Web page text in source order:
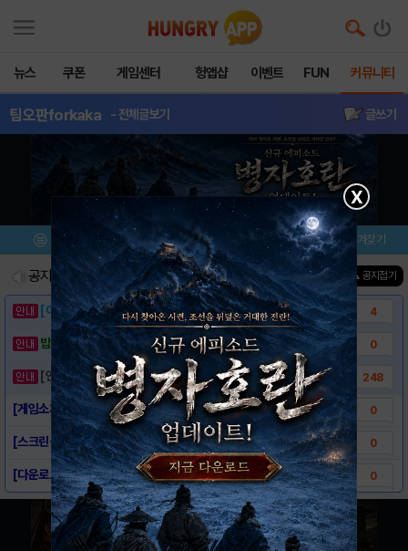
뉴스 쿠폰 게임센터 헝앱샵 이벤트 FUN 커뮤니티
팀오판forkaka - 전체글보기 글쓰기
메뉴 이벤트/미션 설치/평가 즐겨찾기
공지사항 진행중인 이벤트0건 ▲ 공지접기
[이벤트] 웃음으로 매일매일 해피! 유머 게시.. 4
밥알이의 헝앱통신 ⑲ “밥알이, 드디어 멀티를.. 0
[안내] 헝그리앱 필수 상식! 밥알 획득 안내.. 248
[게임소개] - 팀오판 for kakao 0
[스크린샷] - 팀오판 for kakao 0
[다운로드링크] - 팀오판 for kakao 0
X